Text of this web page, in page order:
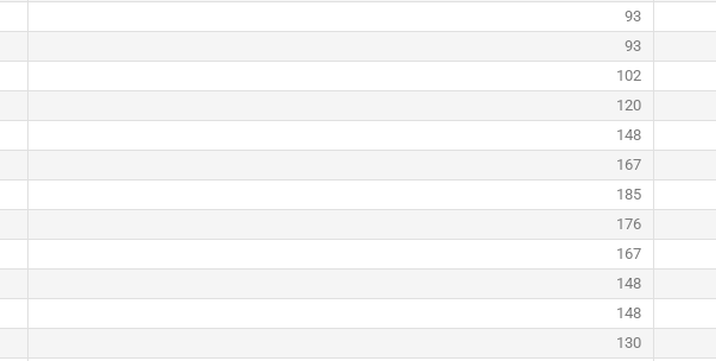
93
93
102
120
148
167
185
176
167
148
148
130